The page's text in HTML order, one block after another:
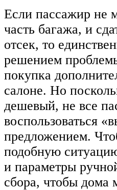
Если пассажир не
часть багажа, и
отсек, то
решением
покупка
салоне. Но
дешевый, не все
воспользоваться
предложением.
подобную
и параметры
сбора, чтобы дома